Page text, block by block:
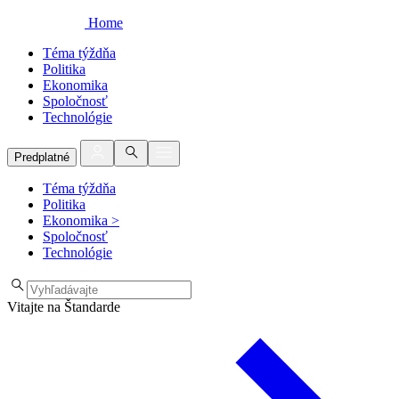
Home
Téma týždňa
Politika
Ekonomika
Spoločnosť
Technológie
Predplatné
Téma týždňa
Politika
Ekonomika >
Spoločnosť
Technológie
Vitajte na Štandarde